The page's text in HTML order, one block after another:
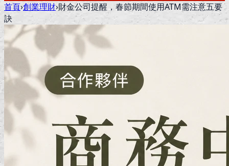
首頁›創業理財›財金公司提醒，春節期間使用ATM需注意五要
訣